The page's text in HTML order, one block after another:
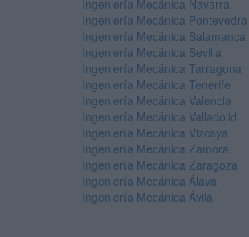
Ingeniería Mecánica Navarra
Ingeniería Mecánica Pontevedra
Ingeniería Mecánica Salamanca
Ingeniería Mecánica Sevilla
Ingeniería Mecánica Tarragona
Ingeniería Mecánica Tenerife
Ingeniería Mecánica Valencia
Ingeniería Mecánica Valladolid
Ingeniería Mecánica Vizcaya
Ingeniería Mecánica Zamora
Ingeniería Mecánica Zaragoza
Ingeniería Mecánica Álava
Ingeniería Mecánica Ávila